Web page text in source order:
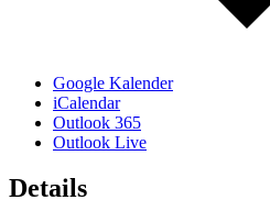
Google Kalender
iCalendar
Outlook 365
Outlook Live
Details